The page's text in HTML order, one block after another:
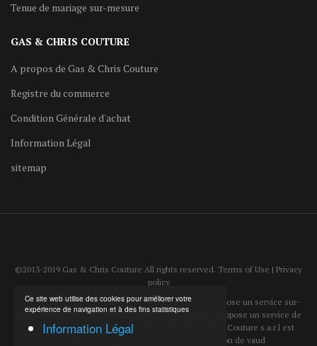
Ce site web utilise des cookies pour améliorer votre
expérience de navigation et à des fins statistiques
Information Légal
Tenue de mariage sur-mesure
GAS & CHRIS COUTURE
A propos de Gas & Chris Couture
Registre du commerce
Condition Générale d'achat
Information Légal
sitemap
©2013-2019 Gas & Chris Couture All rights reserved. Terms of Use | Privacy
policy
Gas & Chris Couture est un atelier de couture qui propose un service sur-
mesure pour homme et femme. L'atelier de couture propose un service de
reparation et d'ajustement de vêtement.Gas & Chris Couture s.a.r.l est
enregistrer au registre du commerce du canton de vaud